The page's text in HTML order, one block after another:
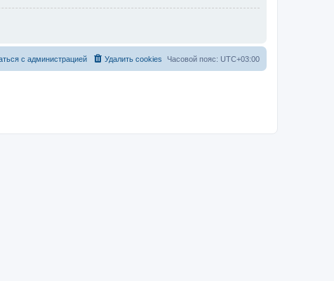
Часовой пояс: UTC+03:00
Удалить cookies
с администрацией